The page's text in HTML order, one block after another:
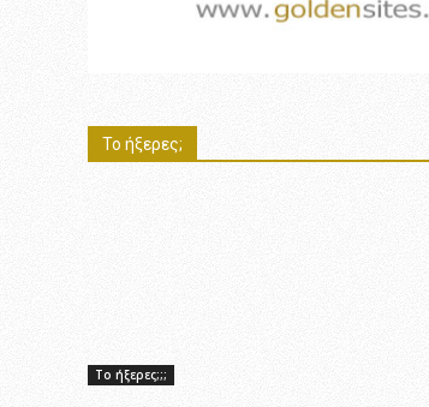
Το ήξερες;
Το ήξερες;;;